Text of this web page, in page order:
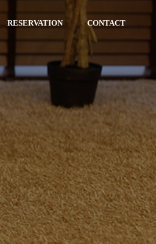
RESERVATION CONTACT